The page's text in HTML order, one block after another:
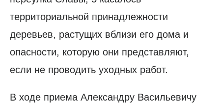
территориальной принадлежности
деревьев, растущих вблизи его дома и
опасности, которую они представляют,
если не проводить уходных работ.
В ходе приема Александру Васильевичу